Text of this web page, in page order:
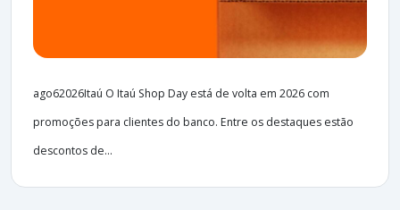
ago62026Itaú O Itaú Shop Day está de volta em 2026 com
promoções para clientes do banco. Entre os destaques estão
descontos de...